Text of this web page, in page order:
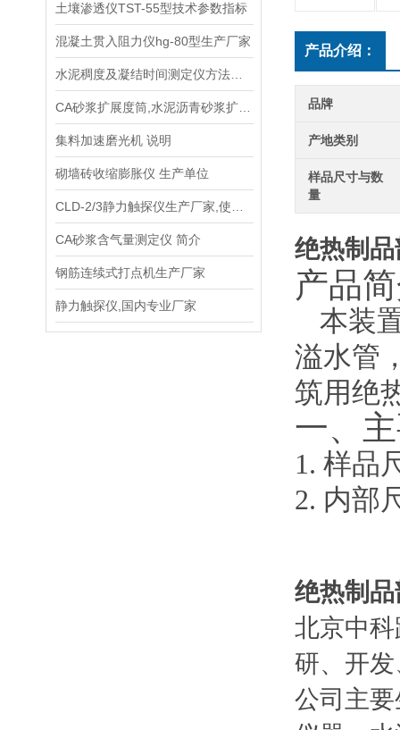
土壤渗透仪TST-55型技术参数指标
混凝土贯入阻力仪hg-80型生产厂家
集料加速磨光机 说明
砌墙砖收缩膨胀仪 生产单位
CA砂浆含气量测定仪 简介
钢筋连续式打点机生产厂家
静力触探仪,国内专业厂家
产品介绍：
品牌
产地类别
样品尺寸与数
量
绝热制
产品
本装
溢水管
筑用绝
一、
1. 样品
2. 内部
绝热制
北京中
研、开
公司主